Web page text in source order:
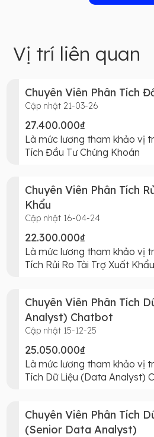
Vị trí liên quan
Chuyên Viên Phân Tích
Cập nhật 21-03-26
27.400.000₫
Là mức lương tham khảo vị
Tích Đầu Tư Chứng Khoán
Chuyên Viên Phân Tích
Khẩu
Cập nhật 16-04-24
22.300.000₫
Là mức lương tham khảo vị
Tích Rủi Ro Tài Trợ Xuất Khẩu
Chuyên Viên Phân Tích
Analyst) Chatbot
Cập nhật 15-12-25
25.050.000₫
Là mức lương tham khảo vị
Tích Dữ Liệu (Data Analyst)
Chuyên Viên Phân Tích
(Senior Data Analyst)